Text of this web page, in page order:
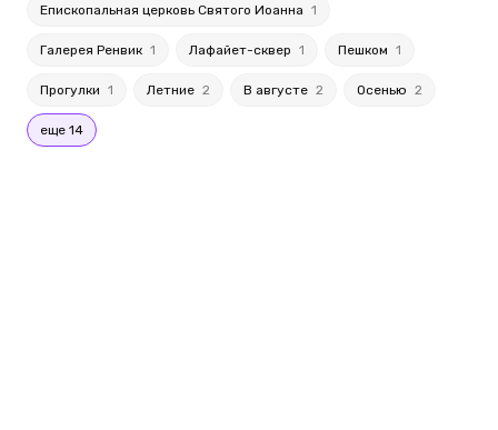
Епископальная церковь Святого Иоанна 1
Галерея Ренвик 1 Лафайет-сквер 1 Пешком 1
Прогулки 1 Летние 2 В августе 2 Осенью 2
еще 14